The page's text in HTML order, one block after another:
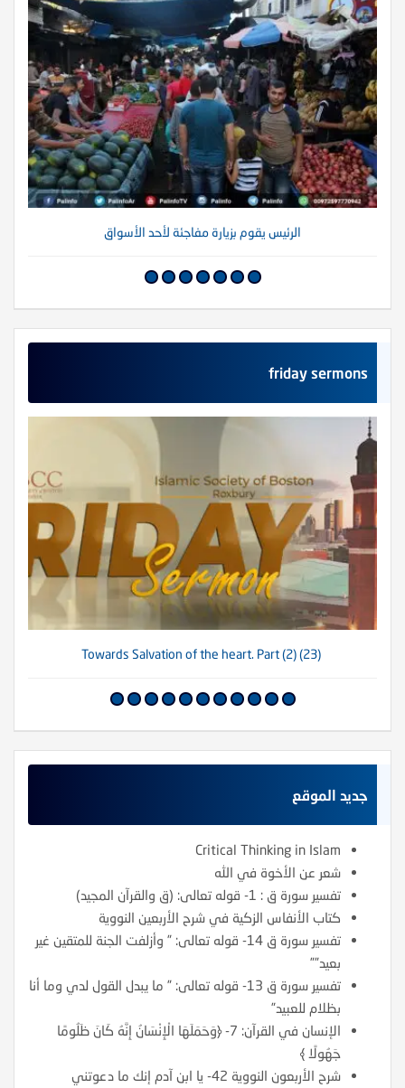
الرئيس يقوم بزيارة مفاجئة لأحد الأسواق
friday sermons
(23) Towards Salvation of the heart. Part (2)
جديد الموقع
Critical Thinking in Islam
شعر عن الأخوة في الله
تفسير سورة ق : 1- قوله تعالى: (ق والقرآن المجيد)
كتاب الأنفاس الزكية في شرح الأربعين النووية
تفسير سورة ق 14- قوله تعالى: ” وأزلفت الجنة للمتقين غير
بعيد””
تفسير سورة ق 13- قوله تعالى: ” ما يبدل القول لدي وما أنا
بظلام للعبيد”
الإنسان في القرآن: 7- ﴿وَحَمَلَهَا الْإِنْسَانُ إِنَّهُ كَانَ ظَلُومًا
جَهُولًا ﴾
شرح الأربعون النووية 42- يا ابن آدم إنك ما دعوتني